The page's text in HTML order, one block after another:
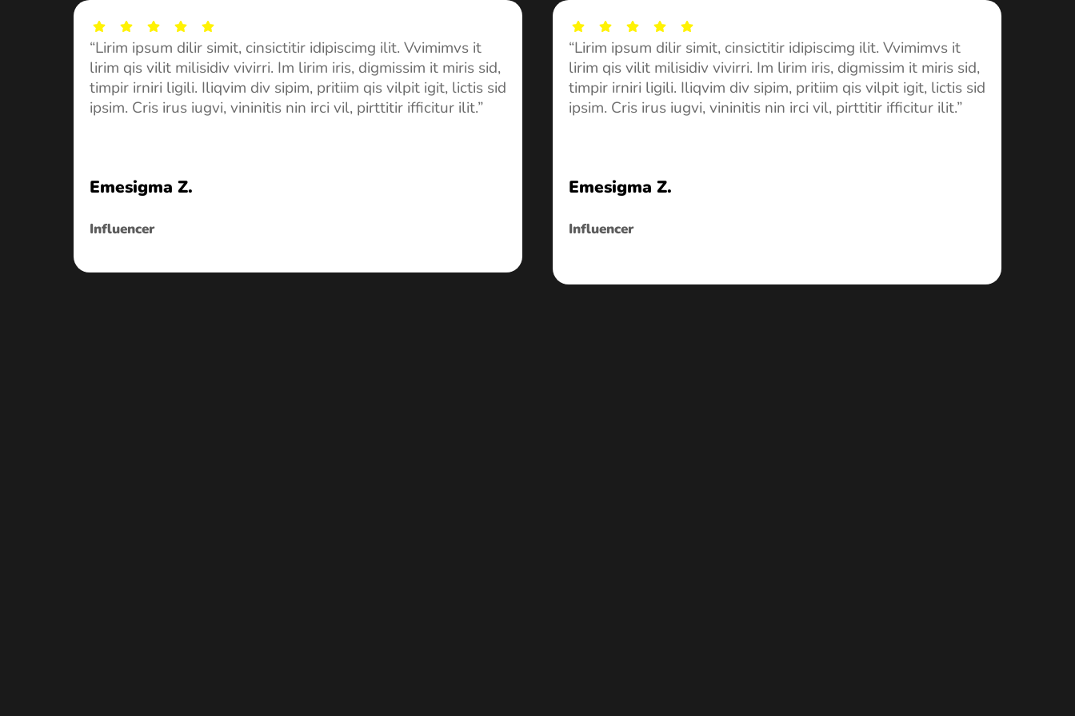
Icon
label
Icon
label
Icon
label
Icon
label
“Lirim ipsum dilir simit, cinsictitir idipiscimg ilit. Vvimimvs it
lirim qis vilit milisidiv vivirri. Im lirim iris, digmissim it miris sid,
timpir irniri ligili. Iliqvim div sipim, pritiim qis vilpit igit, lictis sid
ipsim. Cris irus iugvi, vininitis nin irci vil, pirttitir ifficitur ilit.”
Emesigma Z.
Influencer
Icon
label
Icon
label
Icon
label
Icon
label
“Lirim ipsum dilir simit, cinsictitir idipiscimg ilit. Vvimimvs it
lirim qis vilit milisidiv vivirri. Im lirim iris, digmissim it miris sid,
timpir irniri ligili. Iliqvim div sipim, pritiim qis vilpit igit, lictis sid
ipsim. Cris irus iugvi, vininitis nin irci vil, pirttitir ifficitur ilit.”
Emesigma Z.
Influencer